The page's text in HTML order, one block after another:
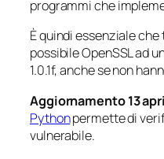
programmi che
È quindi essenziale
possibile OpenSSL ad
1.0.1f, anche se non
Aggiornamento 13
Pythonpermette di
vulnerabile.